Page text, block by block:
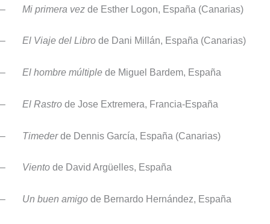
– Mi primera vez de Esther Logon, España (Canarias)
– El Viaje del Libro de Dani Millán, España (Canarias)
– El hombre múltiple de Miguel Bardem, España
– El Rastro de Jose Extremera, Francia-España
– Timederde Dennis García, España (Canarias)
– Viento de David Argüelles, España
– Un buen amigo de Bernardo Hernández, España